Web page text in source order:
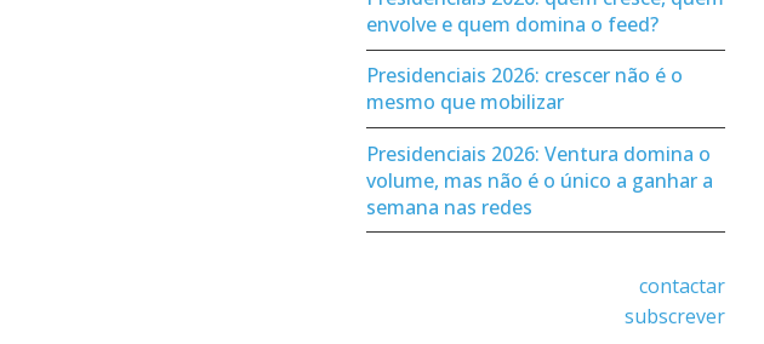
envolve e quem domina o feed?
Presidenciais 2026: crescer não é o
mesmo que mobilizar
Presidenciais 2026: Ventura domina o
volume, mas não é o único a ganhar a
semana nas redes
contactar
subscrever